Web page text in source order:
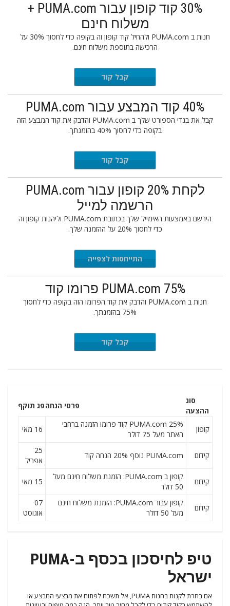
30% קוד קופון עבור PUMA.com +
משלוח חינם
חנות ב PUMA.com ולהחיל קוד קופון זה בקופה כדי לחסוך 30% על
הרכישה בתוספת משלוח חינם.
KFRIDAYקבל קוד
40% קוד המבצע עבור PUMA.com
קבל את בגדי הספורט שלך ב PUMA.com והדבק את קוד המבצע הזה
בקופה כדי לחסוך 40% בהזמנתך.
RIEND18קבל קוד
לקחת 20% קופון עבור PUMA.com
הרשמה למייל
הירשם באמצעות האימייל שלך בכתובת PUMA.com וליהנות קופון זה
כדי לחסוך 20% על ההזמנה שלך.
התייחסות לצפייה
PUMA.com 75% פרומו קוד
חנות ב PUMA.com והדבק את קוד הפרומו הזה בקופה כדי לחסוך
75% בהזמנתך.
ESALESDקבל קוד
סוג
ההצעה
פרטי הנחהפג תוקף
קופון
PUMA.com 25% קוד פרומו הזמנה ברחבי
האתר מעל 75 דולר
16 מאי
קידום PUMA.com נוסף 20% הנחה קוד
25
אפריל
קידום
קופון ב PUMA.com: הזמנת משלוח חינם מעל
50 דולר
15 מאי
קידום
קופון עבור PUMA.com: הזמנת משלוח חינם
מעל 50 דולר
07
אוגוסט
טיפ לחיסכון בכסף ב-PUMA
ישראל
אם בחרת לקנות בחנות PUMA, אל תשכח לפתוח את מבצעי המבצע או